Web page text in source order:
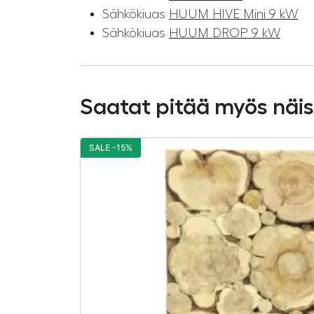
Sähkökiuas HUUM HIVE Mini 9 kW
Sähkökiuas HUUM DROP 9 kW
Saatat pitää myös
SALE -15%